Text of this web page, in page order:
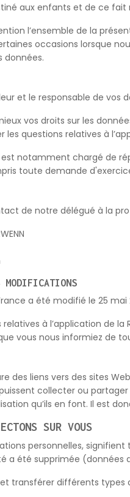
aux enfants et de ce
l’ensemble de la
occasions lorsque
données.
et le responsable de vos
vos droits sur les
les questions relatives à
notamment chargé de
toute demande
de notre délégué à la
MODIFICATIONS
a été modifié le 25 mai
à l’application de
vous nous informiez de
des liens vers des sites
collecter ou
qu’ils en font. Il est
SUR VOUS
personnelles,
a été supprimée (données
transférer différents